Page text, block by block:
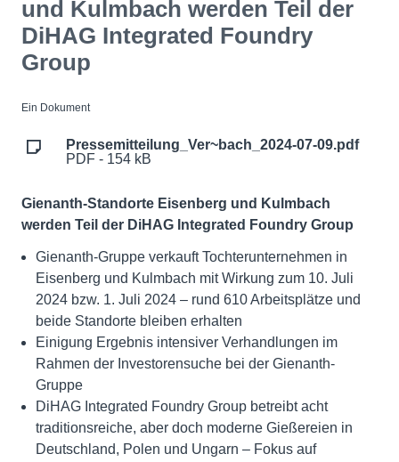
und Kulmbach werden Teil der
DiHAG Integrated Foundry
Group
Ein Dokument
Pressemitteilung_Ver~bach_2024-07-09.pdf
PDF - 154 kB
Gienanth-Standorte Eisenberg und Kulmbach
werden Teil der DiHAG Integrated Foundry Group
Gienanth-Gruppe verkauft Tochterunternehmen in
Eisenberg und Kulmbach mit Wirkung zum 10. Juli
2024 bzw. 1. Juli 2024 – rund 610 Arbeitsplätze und
beide Standorte bleiben erhalten
Einigung Ergebnis intensiver Verhandlungen im
Rahmen der Investorensuche bei der Gienanth-
Gruppe
DiHAG Integrated Foundry Group betreibt acht
traditionsreiche, aber doch moderne Gießereien in
Deutschland, Polen und Ungarn – Fokus auf